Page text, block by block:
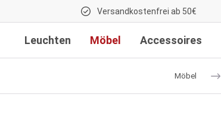
Versandkostenfrei ab 50€
Leuchten Möbel Accessoires
Möbel